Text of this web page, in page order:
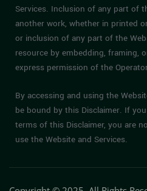
Services. Inclusion of any part of
another work, whether in printed
or inclusion of any part of the
resource by embedding, framing,
express permission of the
By accessing and using the
be bound by this Disclaimer. If
terms of this Disclaimer, you are
use the Website and Services.